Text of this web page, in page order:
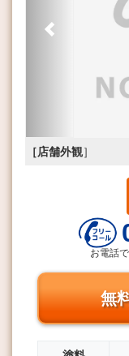
［店舗外観］
Previous
お電話
無